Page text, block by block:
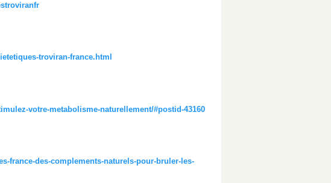
troviran-france.html
votre-metabolisme-naturellement/#postid-43160
france-des-complements-naturels-pour-bruler-les-